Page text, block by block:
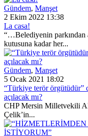
Gündem, Manşet
2 Ekim 2022 13:38
La casa!
“…Belediyenin parkından
kutusuna kadar her...
Gündem, Manşet
5 Ocak 2021 18:02
“Türkiye terör örgütüdür”
açılacak mı?
CHP Mersin Milletvekili
Çelik’in...